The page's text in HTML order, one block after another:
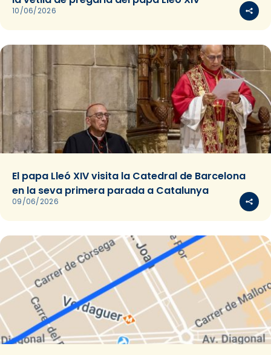
10/06/2026
El papa Lleó XIV visita la Catedral de Barcelona
en la seva primera parada a Catalunya
09/06/2026